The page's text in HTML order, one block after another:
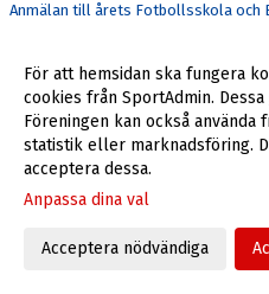
Anmälan till årets Fotbollsskola och
Utlysning om årsmöte
Mamadou klar för Skövde AIK
Perfectum fortsätter sitt
Förlust med 0-1 mot FCT i genrepet
Inför Skövde AIK - FC Trollhättan
Inför Svenska cupen: Djurgårdens IF
Armend Suljev förlänger kontraktet
För att hemsidan ska fungera
cookies från SportAdmin.
Föreningen kan också
statistik eller marknadsföring.
acceptera dessa.
Anpassa dina val
Acceptera nödvändiga